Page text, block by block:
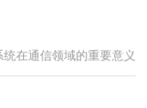
统在通信领域的重要意义